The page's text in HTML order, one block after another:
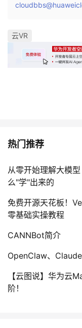
云VR
热门推荐
从零开始理解大模
么"学"出来的
免费开源天花板！
零基础实操教程
CANNBot简介
OpenClaw、
【云图说】华为云
阶！